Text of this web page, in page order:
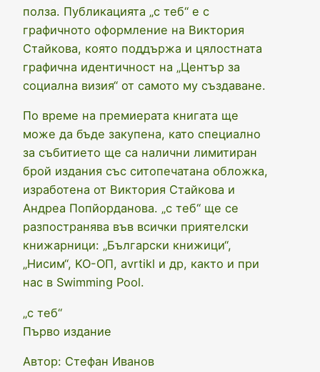
полза. Публикацията „с теб“ е с
графичното оформление на Виктория
Стайкова, която поддържа и цялостната
графична идентичност на „Център за
социална визия“ от самото му създаване.
По време на премиерата книгата ще
може да бъде закупена, като специално
за събитието ще са налични лимитиран
брой издания със ситопечатана обложка,
изработена от Виктория Стайкова и
Андреа Попйорданова. „с теб“ ще се
разпостранява във всички приятелски
книжарници: „Български книжици“,
„Нисим“, KO-OП, avrtikl и др, както и при
нас в Swimming Pool.
„с теб“
Първо издание
Автор: Стефан Иванов